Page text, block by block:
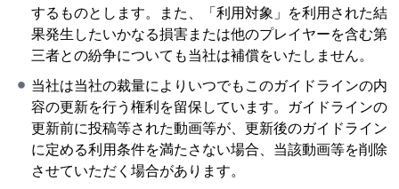
するものとします。また、「利用対象」を利用された結
果発生したいかなる損害または他のプレイヤーを含む第
三者との紛争についても当社は補償をいたしません。
当社は当社の裁量によりいつでもこのガイドラインの内
容の更新を行う権利を留保しています。ガイドラインの
更新前に投稿等された動画等が、更新後のガイドライン
に定める利用条件を満たさない場合、当該動画等を削除
させていただく場合があります。